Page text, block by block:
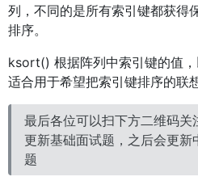
列，不同的是所有索引键都获得
排序。
ksort() 根据阵列中索引键的值
适合用于希望把索引键排序的联
最后各位可以扫下方二维码关
更新基础面试题，之后会更
题